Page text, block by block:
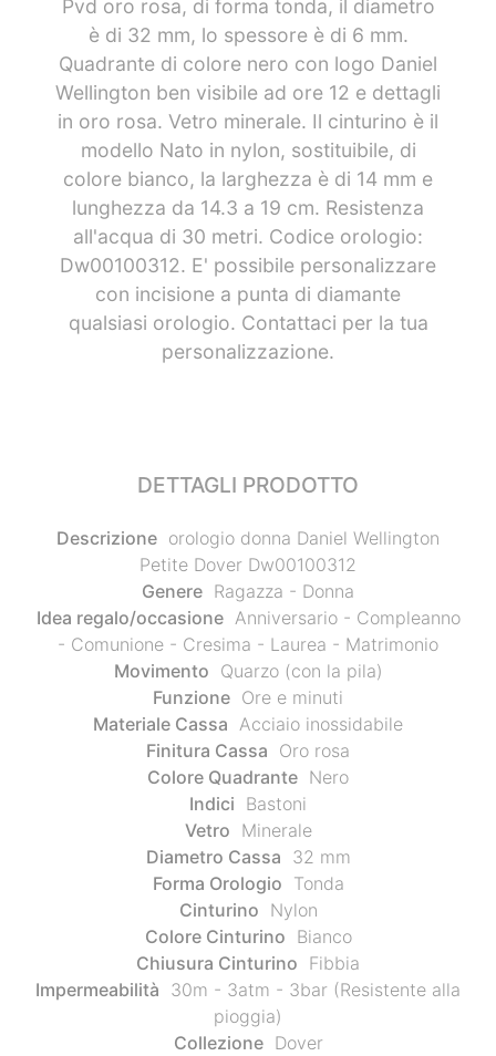
Pvd oro rosa, di forma tonda, il diametro
è di 32 mm, lo spessore è di 6 mm.
Quadrante di colore nero con logo Daniel
Wellington ben visibile ad ore 12 e dettagli
in oro rosa. Vetro minerale. Il cinturino è il
modello Nato in nylon, sostituibile, di
colore bianco, la larghezza è di 14 mm e
lunghezza da 14.3 a 19 cm. Resistenza
all'acqua di 30 metri. Codice orologio:
Dw00100312. E' possibile personalizzare
con incisione a punta di diamante
qualsiasi orologio. Contattaci per la tua
personalizzazione.
DETTAGLI PRODOTTO
Descrizione orologio donna Daniel Wellington
Petite Dover Dw00100312
Genere Ragazza - Donna
Idea regalo/occasione Anniversario - Compleanno
- Comunione - Cresima - Laurea - Matrimonio
Movimento Quarzo (con la pila)
Funzione Ore e minuti
Materiale Cassa Acciaio inossidabile
Finitura Cassa Oro rosa
Colore Quadrante Nero
Indici Bastoni
Vetro Minerale
Diametro Cassa 32 mm
Forma Orologio Tonda
Cinturino Nylon
Colore Cinturino Bianco
Chiusura Cinturino Fibbia
Impermeabilità 30m - 3atm - 3bar (Resistente alla
pioggia)
Collezione Dover